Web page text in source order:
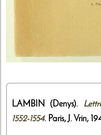
LAMBIN (Denys).
1552-1554. Paris, J. Vrin,